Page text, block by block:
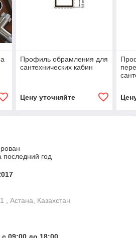
Профиль обрамления для
сантехнических кабин
Цену уточняйте
последний год
, Астана, Казахстан